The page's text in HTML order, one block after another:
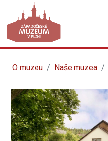
O muzeu Naše muzea